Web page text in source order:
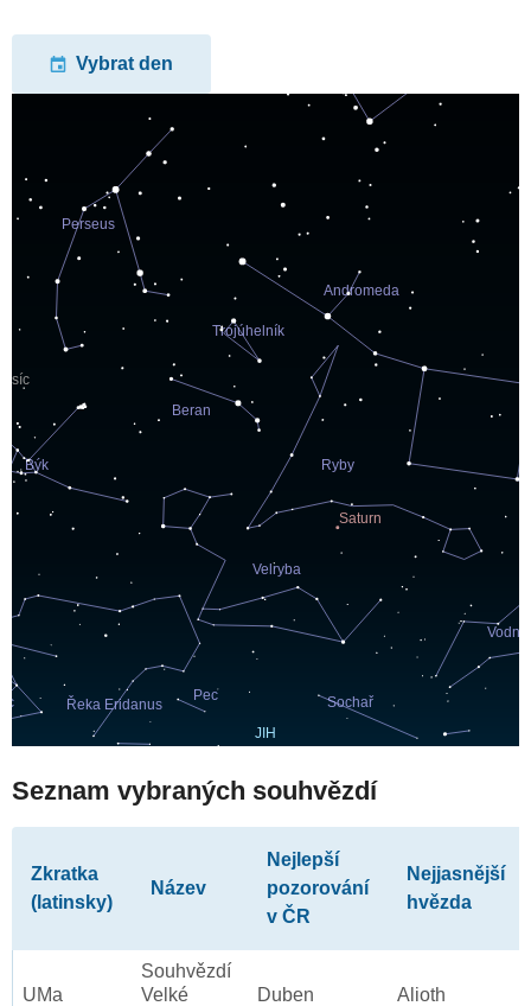
Vybrat den
Seznam vybraných souhvězdí
Zkratka
(latinsky)
Název
Nejlepší
pozorování
v ČR
Nejjasnější
hvězda
UMa
Souhvězdí
Velké
Duben Alioth